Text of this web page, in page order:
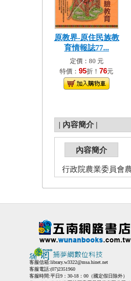
原教界-原住民族教
育情報誌77...
定價：80 元
特價： 95折！ 76元
| 內容簡介 |
內容簡介
行政院農業委員會
客服信箱:library.w3322@msa.hinet.net
客服電話:(07)2351960
客服時間:平日9：30-18：00（國定假日除外）